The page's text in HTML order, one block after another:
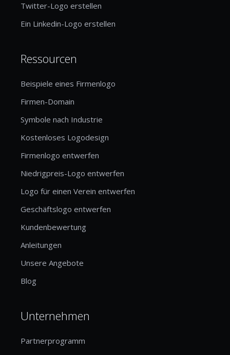
Twitter-Logo erstellen
Ein Linkedin-Logo erstellen
Ressourcen
Beispiele eines Firmenlogo
Firmen-Domain
Symbole nach Industrie
Kostenloses Logodesign
Firmenlogo entwerfen
Niedrigpreis-Logo entwerfen
Logo für einen Verein entwerfen
Geschäftslogo entwerfen
Kundenbewertung
Anleitungen
Unsere Angebote
Blog
Unternehmen
Partnerprogramm